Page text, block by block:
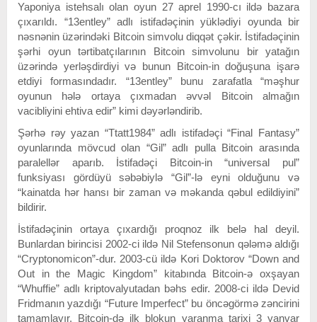
Yaponiya istehsalı olan oyun 27 aprel 1990-cı ildə bazara
çıxarıldı. “13entley” adlı istifadəçinin yüklədiyi oyunda bir
nəsnənin üzərindəki Bitcoin simvolu diqqət çəkir. İstifadəçinin
şərhi oyun tərtibatçılarının Bitcoin simvolunu bir yatağın
üzərində yerləşdirdiyi və bunun Bitcoin-in doğuşuna işarə
etdiyi formasındadır. “13entley” bunu zarafatla “məşhur
oyunun hələ ortaya çıxmadan əvvəl Bitcoin almağın
vacibliyini ehtiva edir” kimi dəyərləndirib.
Şərhə rəy yazan “Ttatt1984” adlı istifadəçi “Final Fantasy”
oyunlarında mövcud olan “Gil” adlı pulla Bitcoin arasında
paralellər aparıb. İstifadəçi Bitcoin-in “universal pul”
funksiyası gördüyü səbəbiylə “Gil”-lə eyni olduğunu və
“kainatda hər hansı bir zaman və məkanda qəbul edildiyini”
bildirir.
İstifadəçinin ortaya çıxardığı proqnoz ilk belə hal deyil.
Bunlardan birincisi 2002-ci ildə Nil Stefensonun qələmə aldığı
“Cryptonomicon”-dur. 2003-cü ildə Kori Doktorov “Down and
Out in the Magic Kingdom” kitabında Bitcoin-ə oxşayan
“Whuffie” adlı kriptovalyutadan bəhs edir. 2008-ci ildə Devid
Fridmanın yazdığı “Future Imperfect” bu öncəgörmə zəncirini
tamamlayır. Bitcoin-də ilk blokun yaranma tarixi 3 yanvar